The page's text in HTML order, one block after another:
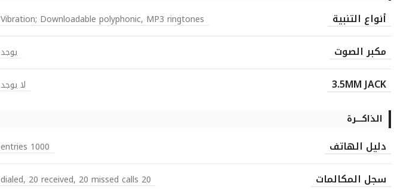
أنواع التنبية Vibration; Downloadable polyphonic, MP3 ringtones
مكبر الصوت يوجد
3.5MM JACK لا يوجد
الذاكـــــرة
دليل الهاتف 1000 entries
سجل المكالمات 20 dialed, 20 received, 20 missed calls